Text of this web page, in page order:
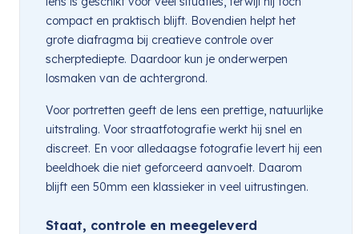
compact en praktisch blijft. Bovendien helpt het
grote diafragma bij creatieve controle over
scherptediepte. Daardoor kun je onderwerpen
losmaken van de achtergrond.
Voor portretten geeft de lens een prettige, natuurlijke
uitstraling. Voor straatfotografie werkt hij snel en
discreet. En voor alledaagse fotografie levert hij een
beeldhoek die niet geforceerd aanvoelt. Daarom
blijft een 50mm een klassieker in veel uitrustingen.
Staat, controle en meegeleverd